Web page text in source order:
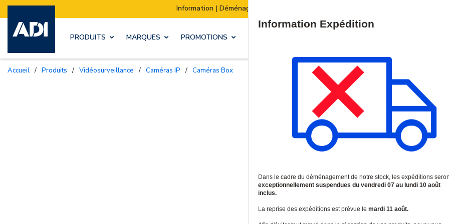
Information | Déménagement de notre stock : Les expéditions seront suspendues du 07 au 10 août
PRODUITS MARQUES PROMOTIONS
Accueil / Produits / Vidéosurveillance / Caméras IP / Caméras Box